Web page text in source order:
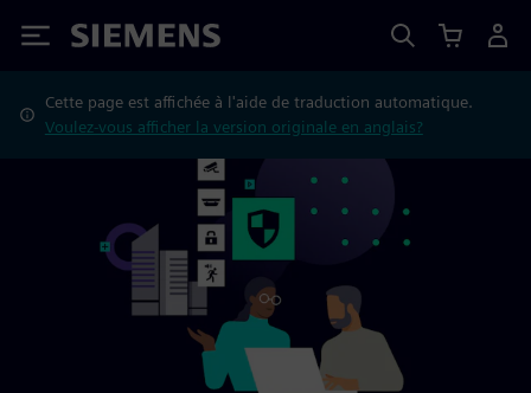
Siemens
Cette page est affichée à l'aide de traduction automatique.
Voulez-vous afficher la version originale en anglais?